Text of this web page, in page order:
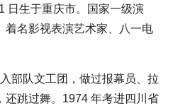
日生于重庆市。国家一级演
着名影视表演艺术家、八一电
部队文工团，做过报幕员、拉
还跳过舞。1974 年考进四川省